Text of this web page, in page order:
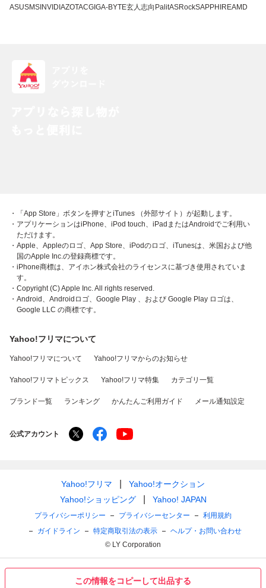
この情報をコピーして出品する
ASUSMSI NVIDIAZOTACGIGA-BYTE玄人志向 PalitASRockSAPPHIREAMD
・「App Store」ボタンを押すとiTunes （外部サイト）が起動します。
・アプリケーションはiPhone、iPod touch、iPadまたはAndroidでご利用い
ただけます。
・Apple、Appleのロゴ、App Store、iPodのロゴ、iTunesは、米国および他
国のApple Inc.の登録商標です。
・iPhone商標は、アイホン株式会社のライセンスに基づき使用されていま
す。
・Copyright (C) Apple Inc. All rights reserved.
・Android、Androidロゴ、Google Play 、および Google Play ロゴは、
Google LLC の商標です。
Yahoo!フリマについて
Yahoo!フリマについて Yahoo!フリマからのお知らせ
Yahoo!フリマトピックス Yahoo!フリマ特集 カテゴリ一覧
ブランド一覧 ランキング かんたんご利用ガイド メール通知設定
公式アカウント
Yahoo!フリマ
Yahoo!オークション
Yahoo!ショッピング
Yahoo! JAPAN
プライバシーポリシー プライバシーセンター
利用規約
ガイドライン
特定商取引法の表示
ヘルプ・お問い合わせ
© LY Corporation